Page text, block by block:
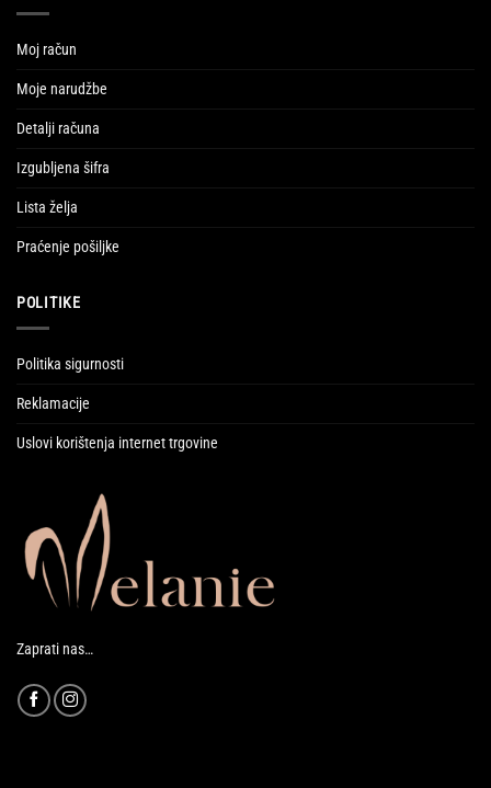
Moj račun
Moje narudžbe
Detalji računa
Izgubljena šifra
Lista želja
Praćenje pošiljke
POLITIKE
Politika sigurnosti
Reklamacije
Uslovi korištenja internet trgovine
Zaprati nas…